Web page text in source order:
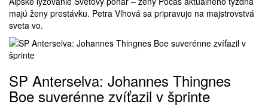
majú ženy prestávku. Petra Vlhová sa pripravuje na majstrovstvá
sveta vo.
SP Anterselva: Johannes Thingnes
Boe suverénne zvíťazil v šprinte